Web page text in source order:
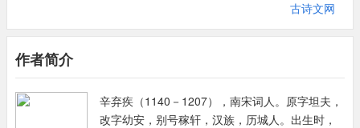
他的离去而悲鸣烦恼；二是功名本是邓禹那样少年得志者的事。这
两个表达，一正一反，反借山间猿鹤来表明自己本性合居于山中，
正借邓禹辈人的得志，表明功名之事本不属于自己。“终须是”一
语，内藏自己多少努力都以失望的感慨。
第二段明接上段起韵，暗接“前事错”，专言今朝心情的愉快和伸
古诗文网
作者简介
辛弃疾（1140－1207），南宋词人。原字坦夫，
改字幼安，别号稼轩，汉族，历城人。出生时，